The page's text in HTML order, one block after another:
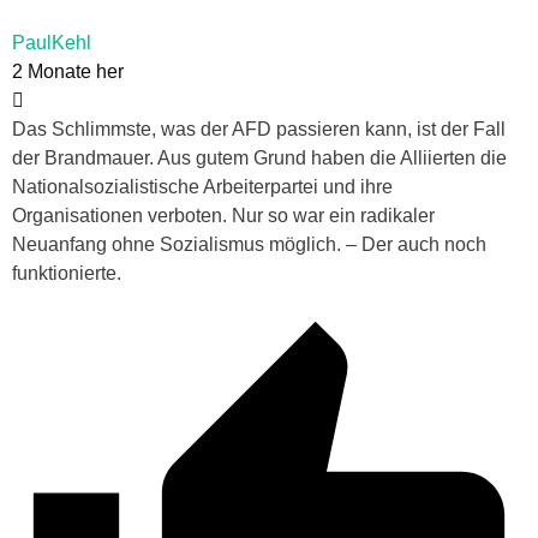
PaulKehl
2 Monate her
Das Schlimmste, was der AFD passieren kann, ist der Fall
der Brandmauer. Aus gutem Grund haben die Alliierten die
Nationalsozialistische Arbeiterpartei und ihre
Organisationen verboten. Nur so war ein radikaler
Neuanfang ohne Sozialismus möglich. – Der auch noch
funktionierte.